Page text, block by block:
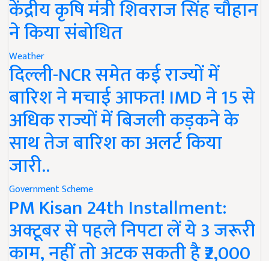
केंद्रीय कृषि मंत्री शिवराज सिंह चौहान
ने किया संबोधित
Weather
दिल्ली-NCR समेत कई राज्यों में
बारिश ने मचाई आफत! IMD ने 15 से
अधिक राज्यों में बिजली कड़कने के
साथ तेज बारिश का अलर्ट किया
जारी..
Government Scheme
PM Kisan 24th Installment:
अक्टूबर से पहले निपटा लें ये 3 जरूरी
काम, नहीं तो अटक सकती है ₹2,000